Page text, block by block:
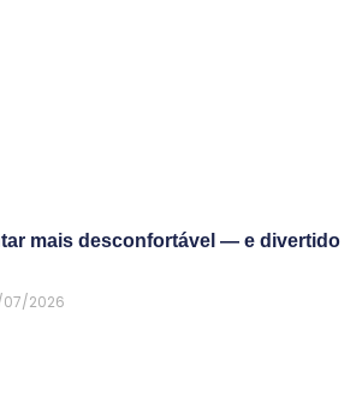
mais desconfortável — e divertido
07/2026